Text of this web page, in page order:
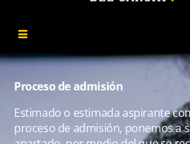
Proceso de admisión
Estimado o estimada aspirante
proceso de admisión, ponemos a